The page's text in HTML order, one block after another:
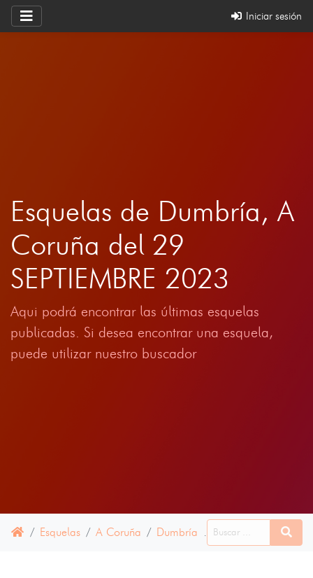
Iniciar sesión
Esquelas de Dumbría, A
Coruña del 29
SEPTIEMBRE 2023
Aqui podrá encontrar las últimas esquelas
publicadas. Si desea encontrar una esquela,
puede utilizar nuestro buscador
Esquelas A Coruña Dumbría 29 SEPTIEMBRE